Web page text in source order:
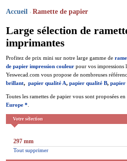
Accueil Ramette de papier
Large sélection de
imprimantes
Profitez de prix mini sur notre large gamme de
de papier impression couleur pour vos impressions
Yeswecad.com vous propose de nombreuses
brillant, papier qualité A, papier qualité B, papier
Toutes les ramettes de papier vous sont proposées en
Europe *
Votre sélection
297 mm
Tout supprimer